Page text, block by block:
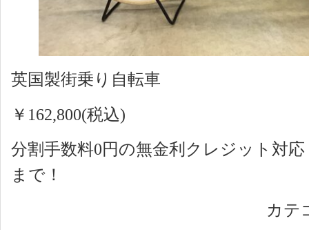
英国製街乗り自転車
￥162,800(税込)
分割手数料0円の無金利クレジット対
まで！
カテ